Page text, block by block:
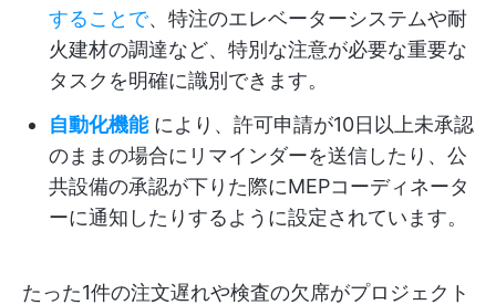
することで、特注のエレベーターシステムや耐
火建材の調達など、特別な注意が必要な重要な
タスクを明確に識別できます。
自動化機能により、許可申請が10日以上未承認
のままの場合にリマインダーを送信したり、公
共設備の承認が下りた際にMEPコーディネータ
ーに通知したりするように設定されています。
たった1件の注文遅れや検査の欠席がプロジェクト